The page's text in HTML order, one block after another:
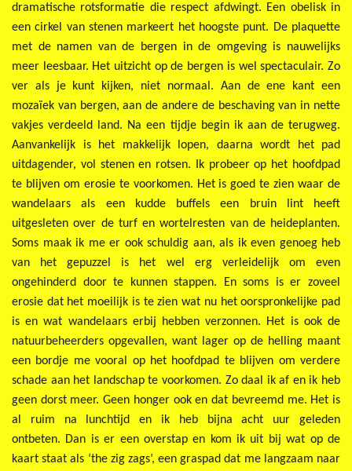
dramatische rotsformatie die respect afdwingt. Een obelisk in
een cirkel van stenen markeert het hoogste punt. De plaquette
met de namen van de bergen in de omgeving is nauwelijks
meer leesbaar. Het uitzicht op de bergen is wel spectaculair. Zo
ver als je kunt kijken, niet normaal. Aan de ene kant een
mozaïek van bergen, aan de andere de beschaving van in nette
vakjes verdeeld land. Na een tijdje begin ik aan de terugweg.
Aanvankelijk is het makkelijk lopen, daarna wordt het pad
uitdagender, vol stenen en rotsen. Ik probeer op het hoofdpad
te blijven om erosie te voorkomen. Het is goed te zien waar de
wandelaars als een kudde buffels een bruin lint heeft
uitgesleten over de turf en wortelresten van de heideplanten.
Soms maak ik me er ook schuldig aan, als ik even genoeg heb
van het gepuzzel is het wel erg verleidelijk om even
ongehinderd door te kunnen stappen. En soms is er zoveel
erosie dat het moeilijk is te zien wat nu het oorspronkelijke pad
is en wat wandelaars erbij hebben verzonnen. Het is ook de
natuurbeheerders opgevallen, want lager op de helling maant
een bordje me vooral op het hoofdpad te blijven om verdere
schade aan het landschap te voorkomen. Zo daal ik af en ik heb
geen dorst meer. Geen honger ook en dat bevreemd me. Het is
al ruim na lunchtijd en ik heb bijna acht uur geleden
ontbeten. Dan is er een overstap en kom ik uit bij wat op de
kaart staat als ‘the zig zags’, een graspad dat me langzaam naar